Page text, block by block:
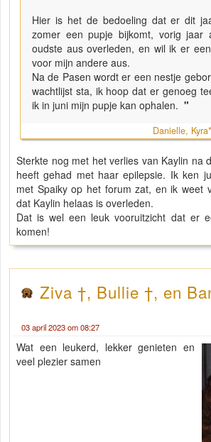
Hier is het de bedoeling dat er dit
zomer een pupje bijkomt, vorig jaar
oudste aus overleden, en wil ik er
voor mijn andere aus.
Na de Pasen wordt er een nestje
wachtlijst sta, ik hoop dat er genoeg
ik in juni mijn pupje kan ophalen. "
Danielle,
Sterkte nog met het verlies van Kaylin na
heeft gehad met haar epilepsie. Ik ken
met Spaiky op het forum zat, en ik weet
dat Kaylin helaas is overleden.
Dat is wel een leuk vooruitzicht dat er
komen!
Ziva †, Bullie †, en
03 april 2023 om 08:27
Wat een leukerd, lekker genieten en
veel plezier samen